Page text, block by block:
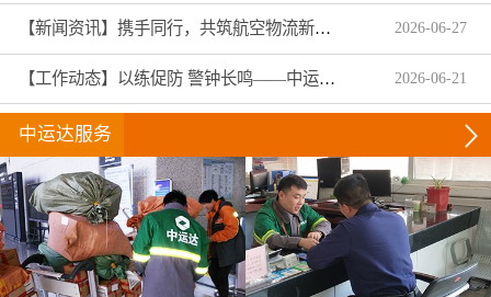
【新闻资讯】携手同行，共筑航空物流新生态——中运达集团圆满收官2026亚洲物流双年展 2026-06-27
【工作动态】以练促防 警钟长鸣——中运达温州航服扎实开展2026年安全生产月专项演练与全员警示教育 2026-06-21
中运达服务